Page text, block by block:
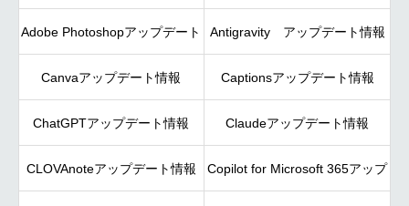
報
Adobe Photoshopアップデート
情報
Antigravity アップデート情報
Canvaアップデート情報 Captionsアップデート情報
ChatGPTアップデート情報 Claudeアップデート情報
CLOVAnoteアップデート情報 Copilot for Microsoft 365アップ